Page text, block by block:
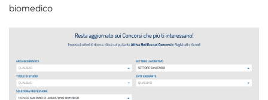
biomedico